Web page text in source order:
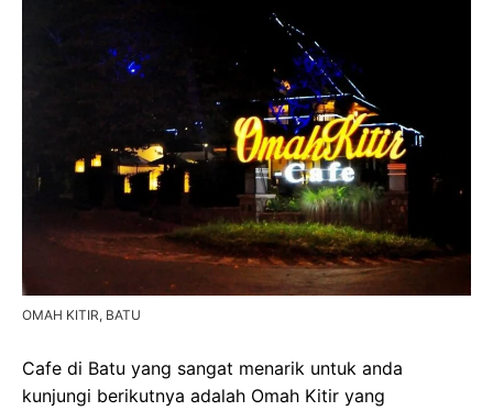
OMAH KITIR, BATU
Cafe di Batu yang sangat menarik untuk anda
kunjungi berikutnya adalah Omah Kitir yang